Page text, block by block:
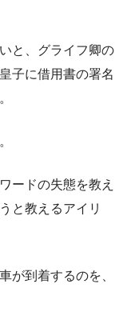
と、グライフ卿の
子に借用書の署名
ードの失態を教え
と教えるアイリ
が到着するのを、